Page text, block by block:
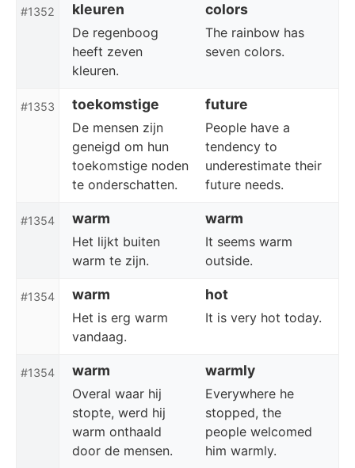
#1352 kleuren colors
De regenboog
heeft zeven
kleuren.
The rainbow has
seven colors.
#1353 toekomstige future
De mensen zijn
geneigd om hun
toekomstige noden
te onderschatten.
People have a
tendency to
underestimate their
future needs.
#1354 warm warm
Het lijkt buiten
warm te zijn.
It seems warm
outside.
#1354 warm hot
Het is erg warm
vandaag.
It is very hot today.
#1354 warm warmly
Overal waar hij
stopte, werd hij
warm onthaald
door de mensen.
Everywhere he
stopped, the
people welcomed
him warmly.